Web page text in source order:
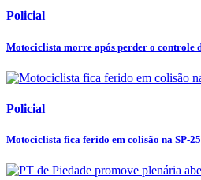
Policial
Motociclista morre após perder o controle
Policial
Motociclista fica ferido em colisão na SP-